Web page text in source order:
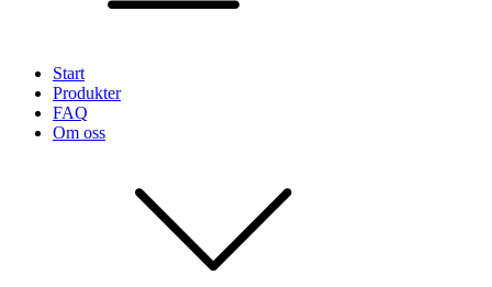
Start
Produkter
FAQ
Om oss